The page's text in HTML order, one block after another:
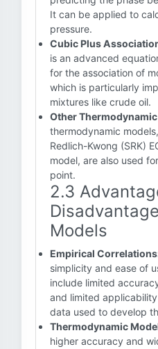
It can be applied to
pressure.
Cubic Plus
is an advanced
for the association of
which is particularly
mixtures like crude oil.
Other
thermodynamic
Redlich-Kwong (SRK)
model, are also used
point.
2.3
Models
Empirical
simplicity and ease of
include limited
and limited
data used to develop
Thermodynamic
higher accuracy and